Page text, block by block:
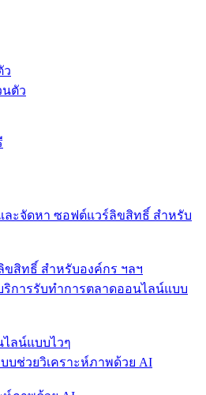
ว
นตัว
สิทธิ์ สำหรับองค์กร ฯลฯ
ลน์แบบไวๆ